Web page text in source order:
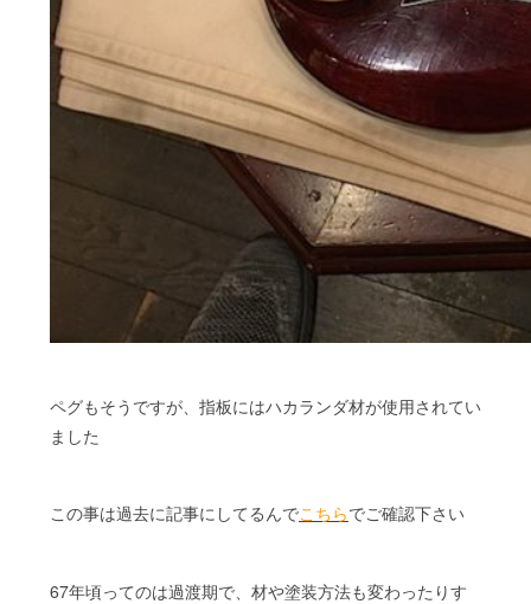
ペグもそうですが、指板にはハカランダ材が使用されてい
ました
この事は過去に記事にしてるんでこちらでご確認下さい
67年頃ってのは過渡期で、材や塗装方法も変わったりす